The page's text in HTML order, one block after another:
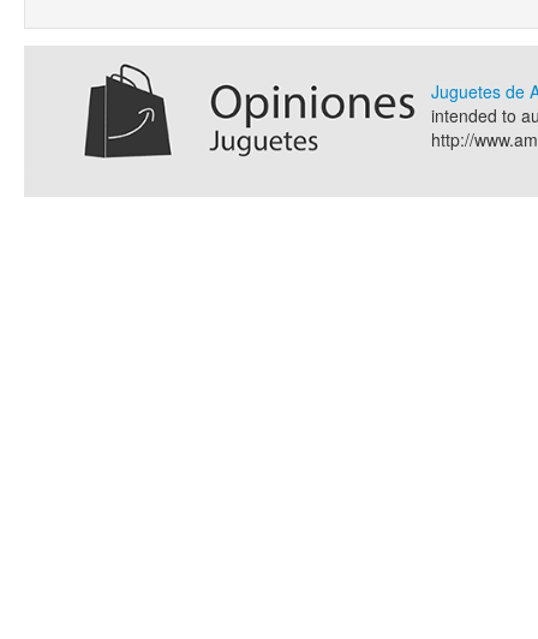
Juguetes de
intended to
http://